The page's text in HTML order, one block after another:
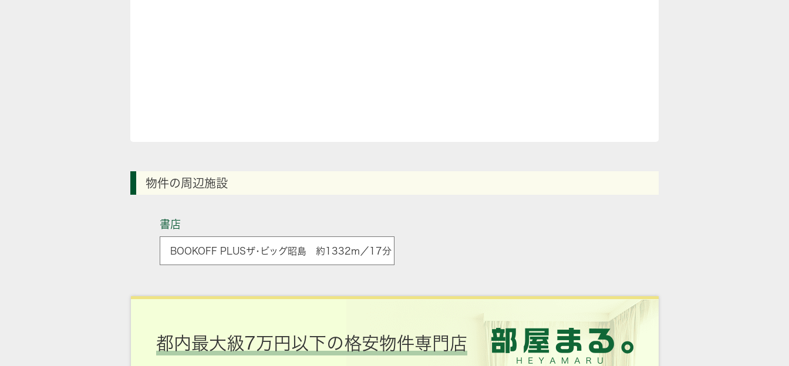
物件の周辺施設
書店
BOOKOFF PLUSザ･ビッグ昭島 約1332m／17分
都内最大級7万円以下の格安物件専門店